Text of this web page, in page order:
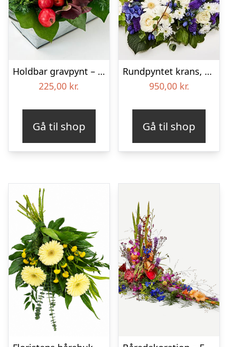
Holdbar gravpynt – Blomster til begravelse
225,00 kr.
Gå til shop
Rundpyntet krans, blå og hvid – Blomster til begravelse
950,00 kr.
Gå til shop